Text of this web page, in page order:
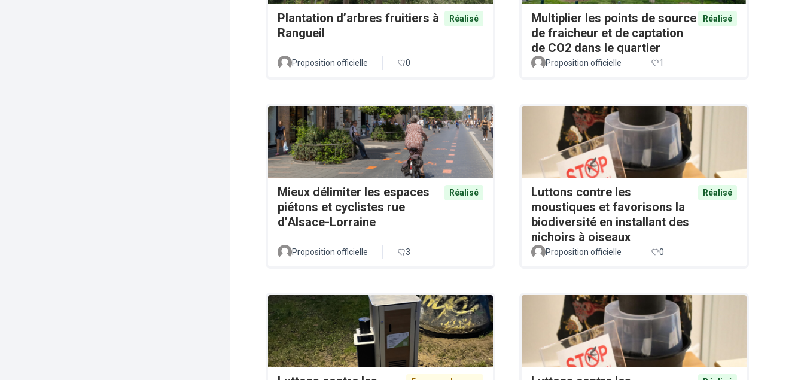
Plantation d’arbres fruitiers à
Rangueil
Réalisé
Proposition officielle 0
Multiplier les points de source
de fraicheur et de captation
de CO2 dans le quartier
Réalisé
Proposition officielle 1
Mieux délimiter les espaces
piétons et cyclistes rue
d’Alsace-Lorraine
Réalisé
Proposition officielle 3
Luttons contre les
moustiques et favorisons la
biodiversité en installant des
nichoirs à oiseaux
Réalisé
Proposition officielle 0